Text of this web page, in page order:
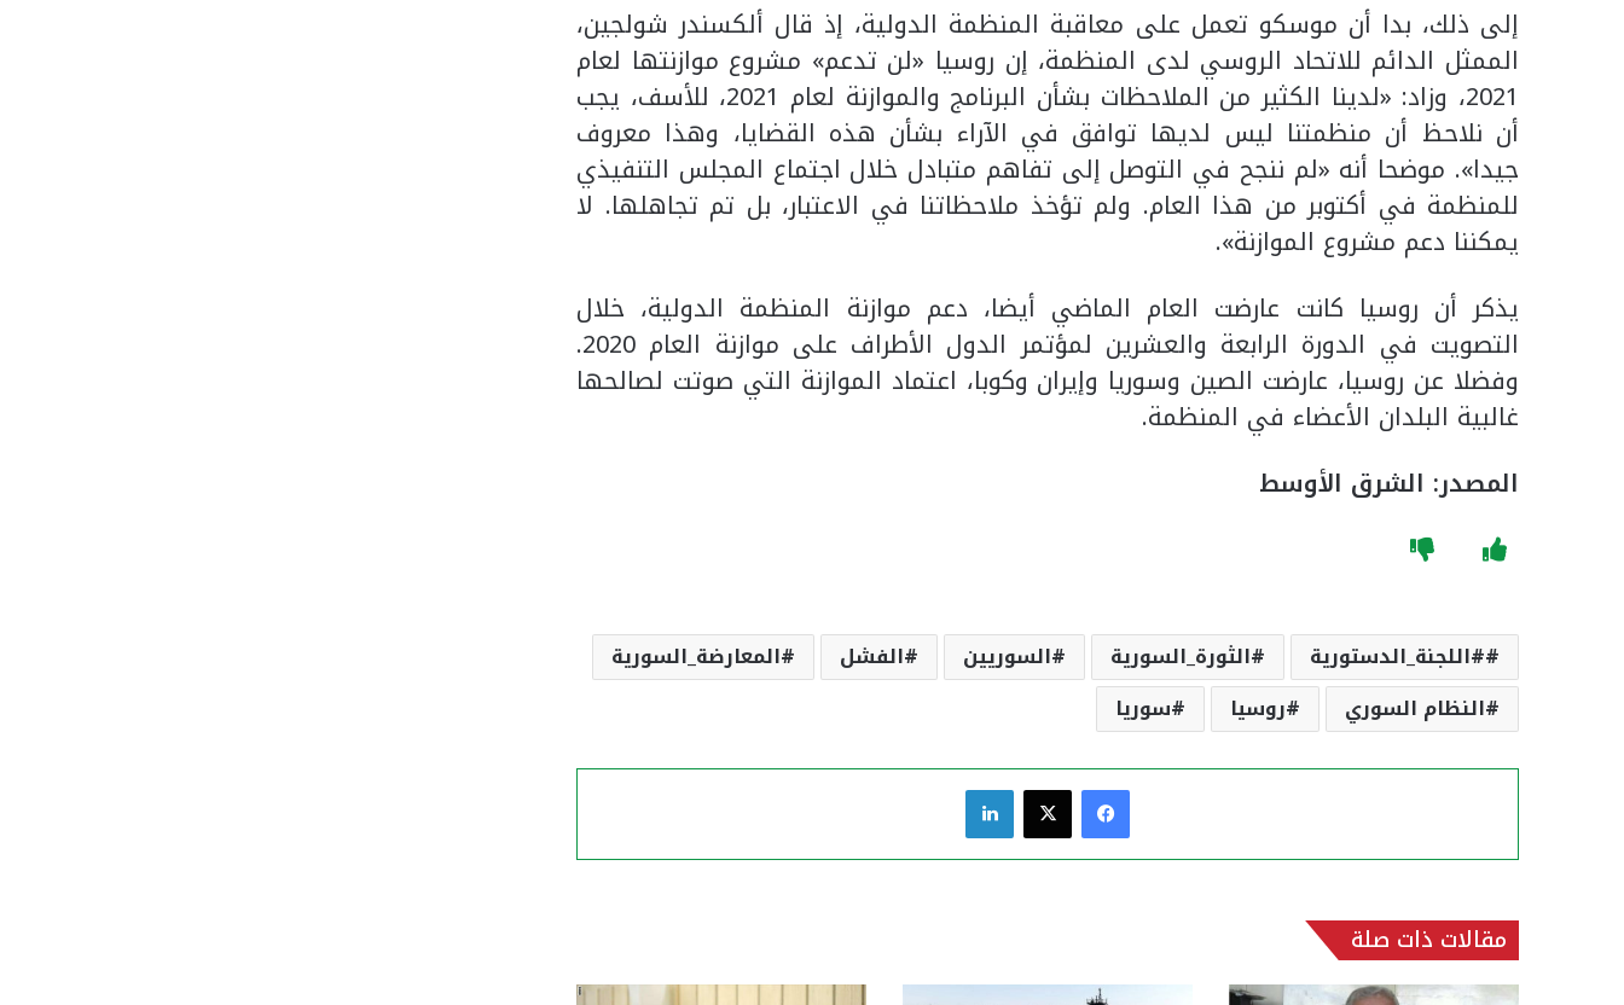
إلى ذلك، بدا أن موسكو تعمل على معاقبة المنظمة الدولية، إذ قال ألكسندر شولجين،
الممثل الدائم للاتحاد الروسي لدى المنظمة، إن روسيا «لن تدعم» مشروع موازنتها لعام
2021، وزاد: «لدينا الكثير من الملاحظات بشأن البرنامج والموازنة لعام 2021، للأسف، يجب
أن نلاحظ أن منظمتنا ليس لديها توافق في الآراء بشأن هذه القضايا، وهذا معروف
جيدا». موضحا أنه «لم ننجح في التوصل إلى تفاهم متبادل خلال اجتماع المجلس التنفيذي
للمنظمة في أكتوبر من هذا العام. ولم تؤخذ ملاحظاتنا في الاعتبار، بل تم تجاهلها. لا
يمكننا دعم مشروع الموازنة».
يذكر أن روسيا كانت عارضت العام الماضي أيضا، دعم موازنة المنظمة الدولية، خلال
التصويت في الدورة الرابعة والعشرين لمؤتمر الدول الأطراف على موازنة العام 2020.
وفضلا عن روسيا، عارضت الصين وسوريا وإيران وكوبا، اعتماد الموازنة التي صوتت لصالحها
غالبية البلدان الأعضاء في المنظمة.
المصدر: الشرق الأوسط
#اللجنة_الدستورية الثورة_السورية السوريين الفشل
المعارضة_السورية
النظام السوري
روسيا سوريا
فيسبوك
مقالات ذات صلة